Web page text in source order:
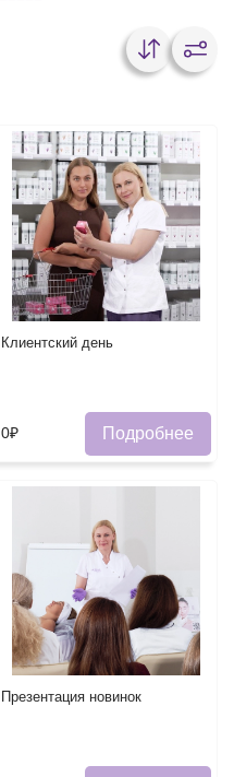
Клиентский день
0₽ Подробнее
Презентация новинок